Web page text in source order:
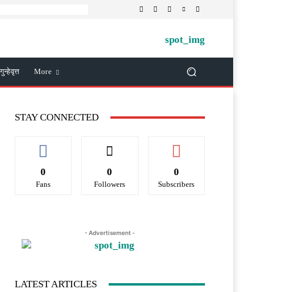
गुन्हेवृत्त More
STAY CONNECTED
0
Fans
0
Followers
0
Subscribers
- Advertisement -
LATEST ARTICLES